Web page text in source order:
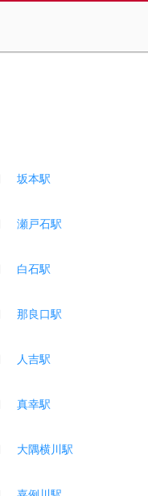
坂本駅
瀬戸石駅
白石駅
那良口駅
人吉駅
真幸駅
大隅横川駅